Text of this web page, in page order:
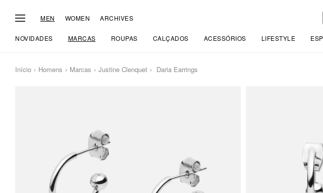
MEN WOMEN ARCHIVES
NOVIDADES MARCAS ROUPAS CALÇADOS ACESSÓRIOS LIFESTYLE
Início Homens Marcas Justine Clenquet Daria Earrings